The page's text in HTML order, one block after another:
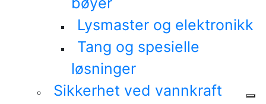
Lysmaster og elektronikk
Tang og spesielle
løsninger
Sikkerhet ved vannkraft